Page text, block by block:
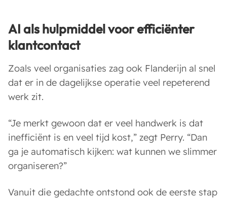
AI als hulpmiddel voor efficiënter
klantcontact
Zoals veel organisaties zag ook Flanderijn al snel
dat er in de dagelijkse operatie veel repeterend
werk zit.
“Je merkt gewoon dat er veel handwerk is dat
inefficiënt is en veel tijd kost,” zegt Perry. “Dan
ga je automatisch kijken: wat kunnen we slimmer
organiseren?”
Vanuit die gedachte ontstond ook de eerste stap